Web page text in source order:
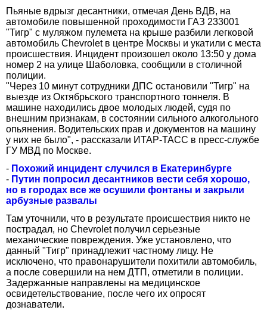
Пьяные вдрызг десантники, отмечая День ВДВ, на
автомобиле повышенной проходимости ГАЗ 233001
"Тигр" с муляжом пулемета на крыше разбили легковой
автомобиль Chevrolet в центре Москвы и укатили с места
происшествия. Инцидент произошел около 13:50 у дома
номер 2 на улице Шаболовка, сообщили в столичной
полиции.
"Через 10 минут сотрудники ДПС остановили "Тигр" на
выезде из Октябрьского транспортного тоннеля. В
машине находились двое молодых людей, судя по
внешним признакам, в состоянии сильного алкогольного
опьянения. Водительских прав и документов на машину
у них не было", - рассказали ИТАР-ТАСС в пресс-службе
ГУ МВД по Москве.
- Похожий инцидент случился в Екатеринбурге
- Путин попросил десантников вести себя хорошо,
но в городах все же осушили фонтаны и закрыли
арбузные развалы
Там уточнили, что в результате происшествия никто не
пострадал, но Chevrolet получил серьезные
механические повреждения. Уже установлено, что
данный "Тигр" принадлежит частному лицу. Не
исключено, что правонарушители похитили автомобиль,
а после совершили на нем ДТП, отметили в полиции.
Задержанные направлены на медицинское
освидетельствование, после чего их опросят
дознаватели.